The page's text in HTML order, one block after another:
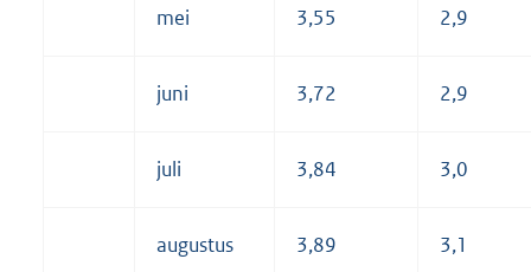
mei 3,55 2,9
juni 3,72 2,9
juli 3,84 3,0
augustus 3,89 3,1